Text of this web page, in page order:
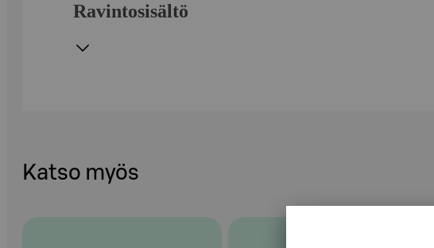
Ravintosisältö
Katso myös